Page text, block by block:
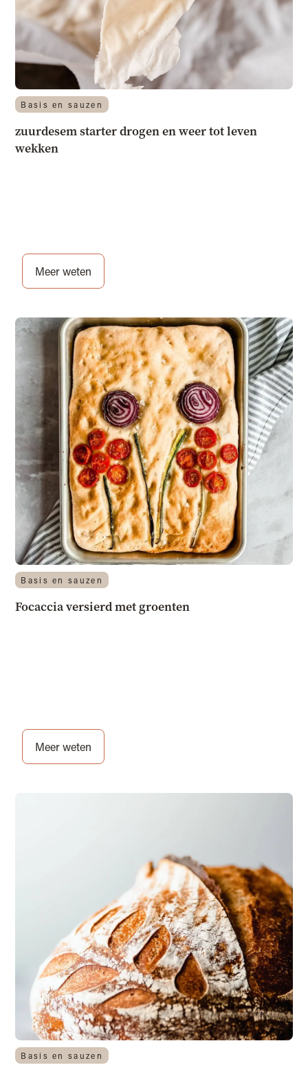
Basis en sauzen
zuurdesem starter drogen en weer tot leven
wekken
Meer weten
Basis en sauzen
Focaccia versierd met groenten
Meer weten
Basis en sauzen